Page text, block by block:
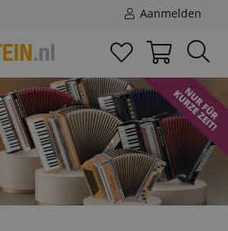
Aanmelden